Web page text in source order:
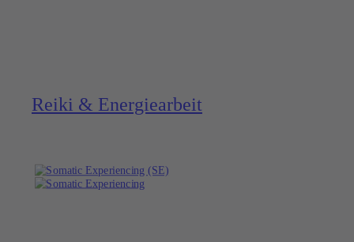
Reiki & Energie­arbeit